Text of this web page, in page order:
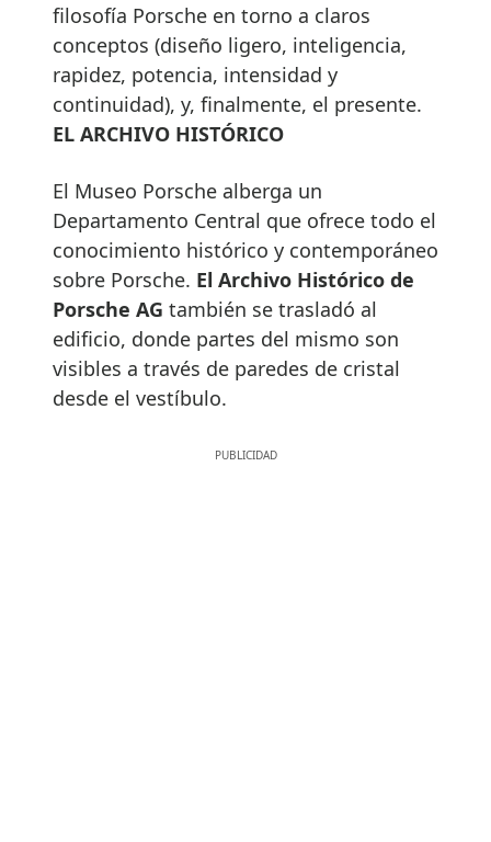
filosofía Porsche en torno a claros
conceptos (diseño ligero, inteligencia,
rapidez, potencia, intensidad y
continuidad), y, finalmente, el presente.
EL ARCHIVO HISTÓRICO
El Museo Porsche alberga un
Departamento Central que ofrece todo el
conocimiento histórico y contemporáneo
sobre Porsche. El Archivo Histórico de
Porsche AG también se trasladó al
edificio, donde partes del mismo son
visibles a través de paredes de cristal
desde el vestíbulo.